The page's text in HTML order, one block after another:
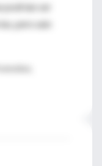
podrían ser
pero aún